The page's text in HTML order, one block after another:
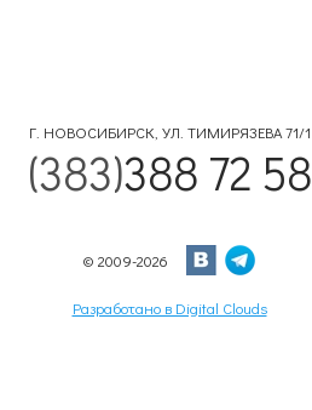
Г. НОВОСИБИРСК, УЛ. ТИМИРЯЗЕВА 71/1
(383)388 72 58
© 2009-2026
Разработано в Digital Clouds